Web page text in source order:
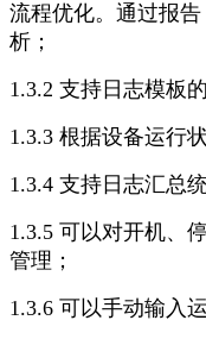
流程优化。通过报
析；
1.3.2 支持日志模板
1.3.3 根据设备运行
1.3.4 支持日志汇总
1.3.5 可以对开机、
管理；
1.3.6 可以手动输入